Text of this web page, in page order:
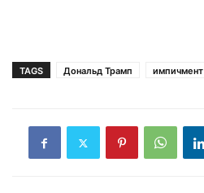
TAGS Дональд Трамп импичмент